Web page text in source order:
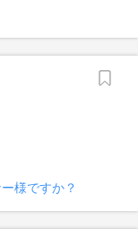
様ですか？